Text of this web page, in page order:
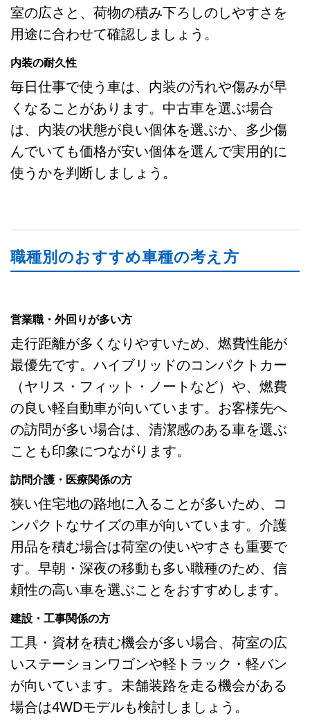
室の広さと、荷物の積み下ろしのしやすさを
用途に合わせて確認しましょう。
内装の耐久性
毎日仕事で使う車は、内装の汚れや傷みが早
くなることがあります。中古車を選ぶ場合
は、内装の状態が良い個体を選ぶか、多少傷
んでいても価格が安い個体を選んで実用的に
使うかを判断しましょう。
職種別のおすすめ車種の考え方
営業職・外回りが多い方
走行距離が多くなりやすいため、燃費性能が
最優先です。ハイブリッドのコンパクトカー
（ヤリス・フィット・ノートなど）や、燃費
の良い軽自動車が向いています。お客様先へ
の訪問が多い場合は、清潔感のある車を選ぶ
ことも印象につながります。
訪問介護・医療関係の方
狭い住宅地の路地に入ることが多いため、コ
ンパクトなサイズの車が向いています。介護
用品を積む場合は荷室の使いやすさも重要で
す。早朝・深夜の移動も多い職種のため、信
頼性の高い車を選ぶことをおすすめします。
建設・工事関係の方
工具・資材を積む機会が多い場合、荷室の広
いステーションワゴンや軽トラック・軽バン
が向いています。未舗装路を走る機会がある
場合は4WDモデルも検討しましょう。